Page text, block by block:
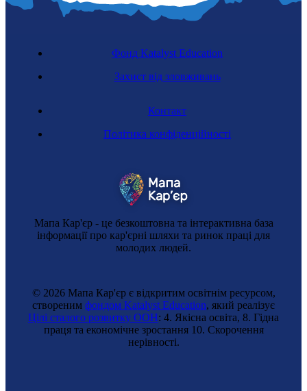
Конструкторка прес-форм
Мапа Кар'єр - це безкоштовна та інтерактивна база
інформації про кар'єрні шляхи та ринок праці для
молодих людей.
Контакт
Політика конфіденційності
Фонд Katalyst Education
Захист від зловживань
© 2026 Мапа Кар'єр є відкритим освітнім ресурсом,
створеним фондом Katalyst Education, який реалізує
Цілі сталого розвитку ООН: 4. Якісна освіта, 8. Гідна
праця та економічне зростання 10. Cкорочення
нерівності.